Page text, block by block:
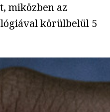
miközben az
körülbelül 5